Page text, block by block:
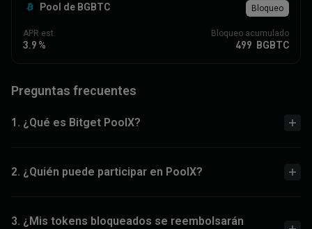
Pool de BGBTC
APR est.
3.9 %
Bloqueo acumulado
499 BGBTC
Bloqueo
Preguntas frecuentes
1. ¿Qué es Bitget PoolX?
2. ¿Quién puede participar en PoolX?
3. ¿Mis tokens bloqueados se reembolsarán